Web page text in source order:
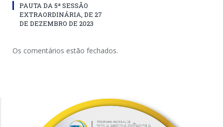
PAUTA DA 5ª SESSÃO
EXTRAORDINÁRIA, DE 27
DE DEZEMBRO DE 2023
Os comentários estão fechados.